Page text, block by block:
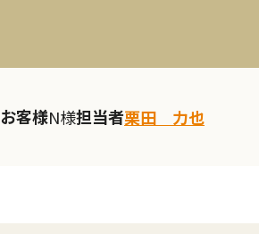
お客様N様担当者栗田 力也